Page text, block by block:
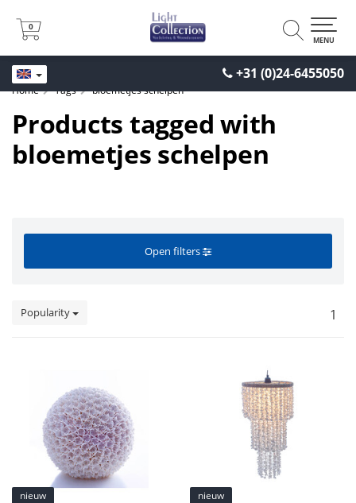
+31 (0)24-6455050
0
0
MENU
Home Tags bloemetjes schelpen
Products tagged with
bloemetjes schelpen
Open filters
Popularity 1
nieuw nieuw